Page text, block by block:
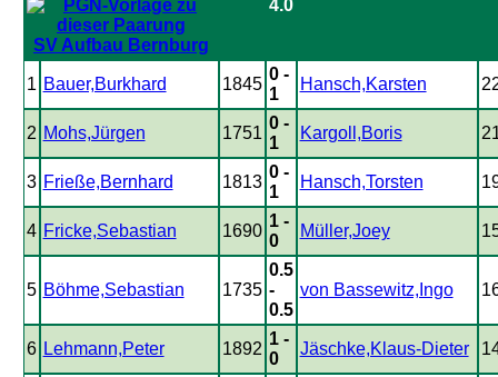
SV Aufbau Bernburg
4.0
1 Bauer,Burkhard 1845
0 -
1
Hansch,Karsten
2 Mohs,Jürgen 1751
0 -
1
Kargoll,Boris
3 Frieße,Bernhard 1813
0 -
1
Hansch,Torsten
4 Fricke,Sebastian 1690
1 -
0
Müller,Joey
5 Böhme,Sebastian 1735
0.5
-
0.5
von Bassewitz,Ingo
6 Lehmann,Peter 1892
1 -
0
Jäschke,Klaus-Dieter